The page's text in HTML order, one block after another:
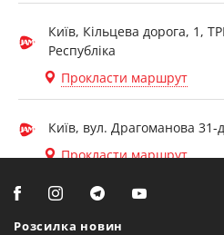
Київ, Кільцева дорога, 1,
Республіка
Прокласти маршрут
Київ, вул. Драгоманова 31-д
Прокласти маршрут
Біла Церква, вул. Ярослава
Мудрого, 20, офіс 108
Розсилка новин